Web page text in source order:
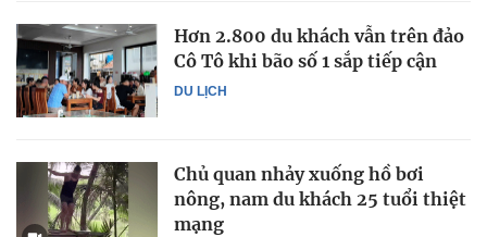
DU LỊCH
Hơn 2.800 du khách vẫn trên đảo
Cô Tô khi bão số 1 sắp tiếp cận
Chủ quan nhảy xuống hồ bơi
nông, nam du khách 25 tuổi thiệt
mạng